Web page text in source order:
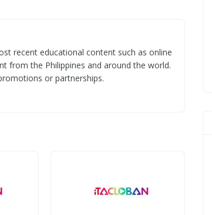
recent educational content such as online
from the Philippines and around the world.
or partnerships.